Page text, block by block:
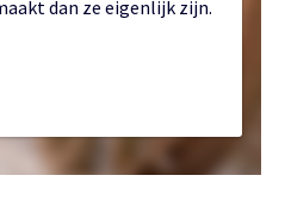
dan ze eigenlijk zijn.